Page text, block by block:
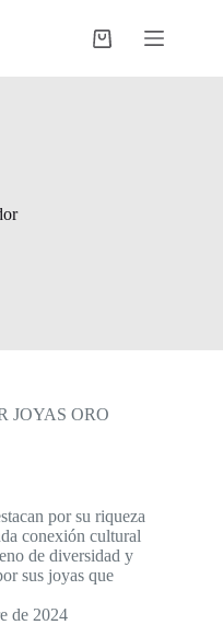
Carro
JOYAS ORO
por su riqueza
conexión cultural
de diversidad y
sus joyas que
de 2024